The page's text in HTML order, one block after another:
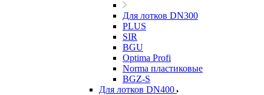
Для лотков DN300
PLUS
SIR
BGU
Optima Profi
Norma пластиковые
BGZ-S
Для лотков DN400